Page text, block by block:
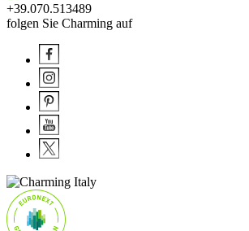
+39.070.513489
folgen Sie Charming auf